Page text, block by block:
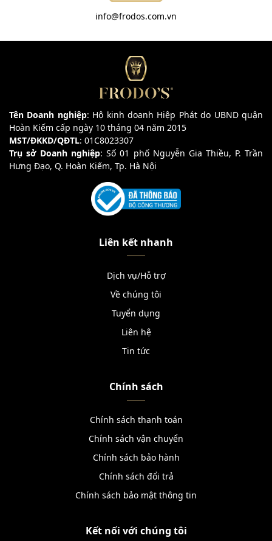
info@frodos.com.vn
Tên Doanh nghiệp: Hộ kinh doanh Hiệp Phát do UBND quận
Hoàn Kiếm cấp ngày 10 tháng 04 năm 2015
MST/ĐKKD/QĐTL: 01C8023307
Trụ sở Doanh nghiệp: Số 01 phố Nguyễn Gia Thiều, P. Trần
Hưng Đạo, Q. Hoàn Kiếm, Tp. Hà Nội
Liên kết nhanh
Dịch vụ/Hỗ trợ
Về chúng tôi
Tuyển dụng
Liên hệ
Tin tức
Chính sách
Chính sách thanh toán
Chính sách vận chuyển
Chính sách bảo hành
Chính sách đổi trả
Chính sách bảo mật thông tin
Kết nối với chúng tôi